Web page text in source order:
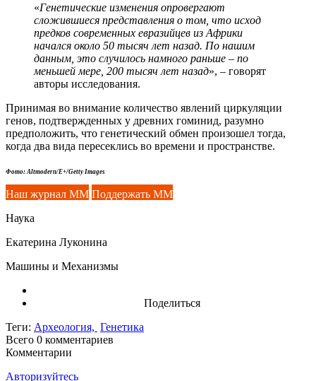
«Генетические изменения опровергают
сложившиеся представления о том, что исход
предков современных евразийцев из Африки
начался около 50 тысяч лет назад. По нашим
данным, это случилось намного раньше – по
меньшей мере, 200 тысяч лет назад», – говорят
авторы исследования.
Принимая во внимание количество явлений циркуляции
генов, подтвержденных у древних гоминид, разумно
предположить, что генетический обмен произошел тогда,
когда два вида пересеклись во времени и пространстве.
Фото: Altmodern/E+/Getty Images
Наш журнал ММ Поддержать ММ
Наука
Екатерина Луконина
Машины и Механизмы
Поделиться
Теги: Археология, Генетика
Всего 0 комментариев
Комментарии
Авторизуйтесь